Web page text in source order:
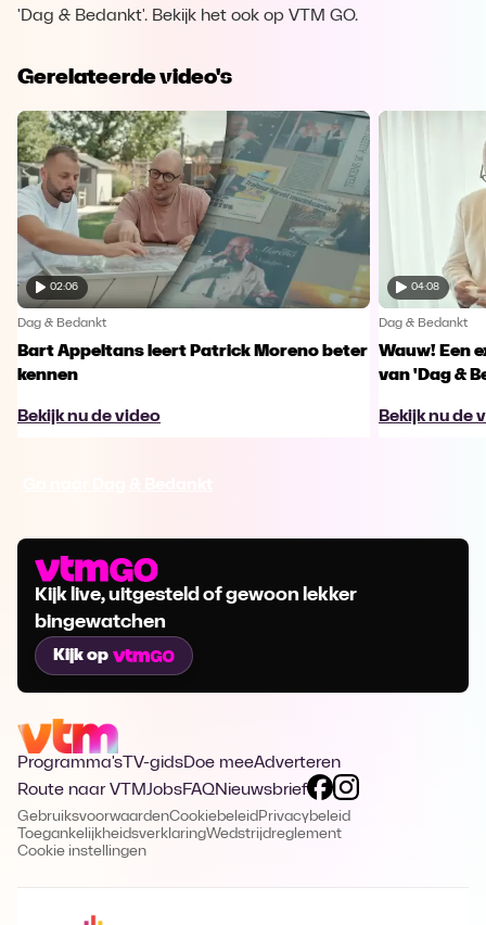
'Dag & Bedankt'. Bekijk het ook op VTM GO.
Gerelateerde video's
02:06
Dag & Bedankt
Bart Appeltans leert Patrick Moreno beter
kennen
Bekijk nu de video
04:08
Dag & Bedankt
Wauw! Een
van 'Dag &
Bekijk nu de
Kijk live, uitgesteld of gewoon lekker
bingewatchen
Kijk op
Programma's TV-gidsDoe meeAdverteren
Route naar VTMJobsFAQNieuwsbrief
GebruiksvoorwaardenCookiebeleid Privacybeleid
ToegankelijkheidsverklaringWedstrijdreglement
Cookie instellingen